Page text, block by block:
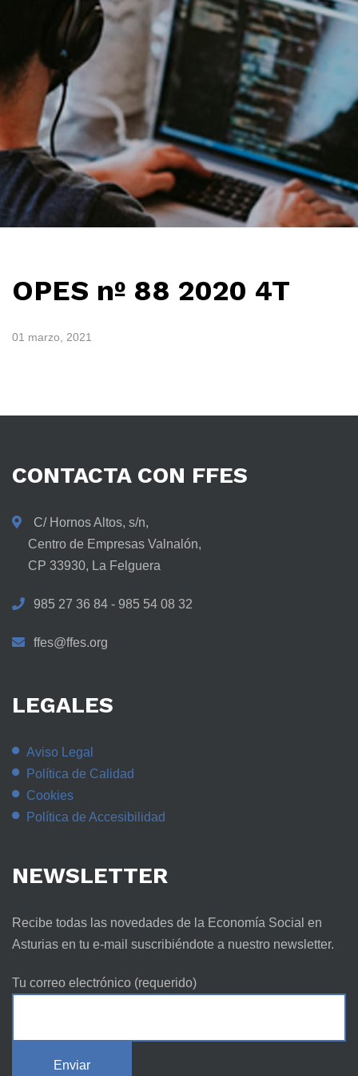
OPES nº 88 2020 4T
01 marzo, 2021
CONTACTA CON FFES
C/ Hornos Altos, s/n,
Centro de Empresas Valnalón,
CP 33930, La Felguera
985 27 36 84 - 985 54 08 32
ffes@ffes.org
LEGALES
Aviso Legal
Política de Calidad
Cookies
Política de Accesibilidad
NEWSLETTER
Recibe todas las novedades de la Economía Social en
Asturias en tu e-mail suscribiéndote a nuestro newsletter.
Tu correo electrónico (requerido)